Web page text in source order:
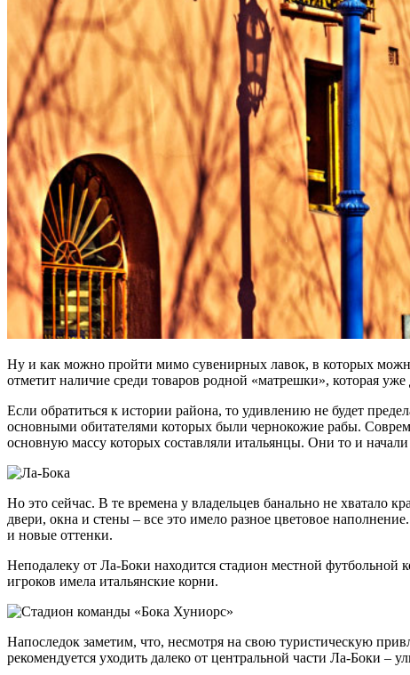
Ну и как можно пройти мимо сувенирных лавок, в которых
отметит наличие среди товаров родной «матрешки», которая
Если обратиться к истории района, то удивлению не будет
основными обитателями которых были чернокожие рабы.
основную массу которых составляли итальянцы. Они то и
Но это сейчас. В те времена у владельцев банально не хватало
двери, окна и стены – все это имело разное цветовое
и новые оттенки.
Неподалеку от Ла-Боки находится стадион местной
игроков имела итальянские корни.
Напоследок заметим, что, несмотря на свою туристическую
рекомендуется уходить далеко от центральной части Ла-Боки